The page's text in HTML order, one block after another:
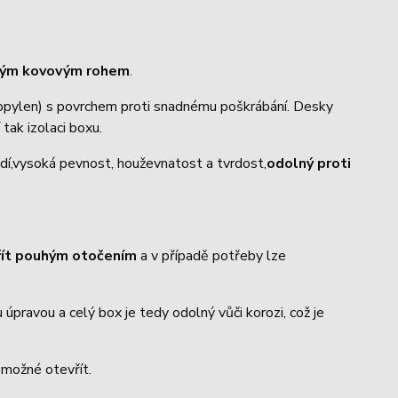
kovovým rohem.
s povrchem proti snadnému poškrábání. Desky
izolaci boxu.
pevnost, houževnatost a tvrdost,odolný proti
pouhým otočením a v případě potřeby lze
a celý box je tedy odolný vůči korozi, což je
otevřít.